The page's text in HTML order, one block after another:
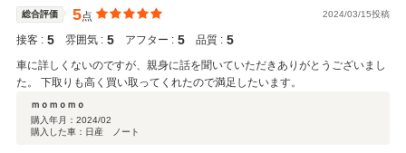
総合評価 5点 2024/03/15投稿
接客 : 5 雰囲気 : 5 アフター : 5 品質 : 5
車に詳しくないのですが、親身に話を聞いていただきありがとうございまし
た。 下取りも高く買い取ってくれたので満足したいます。
ｍｏｍｏｍｏ
購入年月： 2024/02
購入した車：日産 ノート